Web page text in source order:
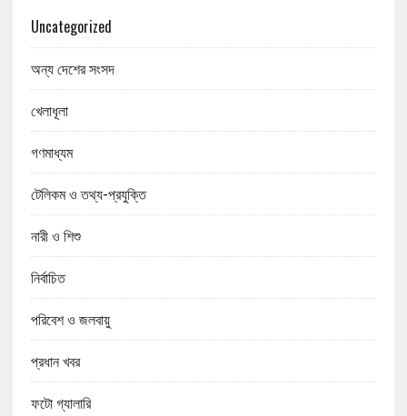
Uncategorized
অন্য দেশের সংসদ
খেলাধূলা
গণমাধ্যম
টেলিকম ও তথ্য-প্রযুক্তি
নারী ও শিশু
নির্বাচিত
পরিবেশ ও জলবায়ু
প্রধান খবর
ফটো গ্যালারি